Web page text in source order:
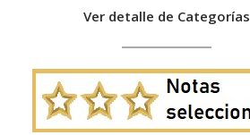
Ver detalle de Categorías